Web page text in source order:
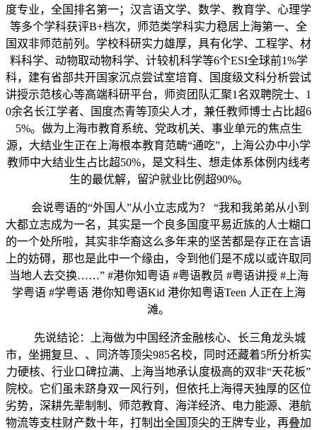
度专业，全国排名第一；汉言语文学、数学、教育学、心理学
等多个学科获评B+档次，师范类学科实力稳居上海第一、全
国双非师范前列。学校科研实力雄厚，具有化学、工程学、材
料科学、动物取动物科学、计较机科学等6个ESI全球前1%学
科，建有省部共开国家沉点尝试室培育、国度级文科分析尝试
讲授示范核心等高端科研平台，师资团队汇聚1名双聘院士、1
0余名长江学者、国度杰青等顶尖人才，兼任教师博士占比超6
5%。做为上海市教育系统、党政机关、事业单元的焦点生
源，大结业生正在上海根本教育范畴“通吃”，上海公办中小学
教师中大结业生占比超50%，是文科生、想走体系体例内线考
生的最优解，留沪就业比例超90%。
会说粤语的“外国人”从小立志成为？ “我和我弟弟从小到
大都立志成为一名，其实是一个良多国度平易近族的人士糊口
的一个处所啦，其实非华裔这么多年来的坚苦都是存正在言语
上的妨碍，那也是此中一个缘由，令到他们是不成以或许取同
当地人去交换……” #港你知粤语 #粤语教员 #粤语讲授 #上海
学粤语 #学粤语 港你知粤语Kid 港你知粤语Teen 人正在上海
滩。
先说结论：上海做为中国经济金融核心、长三角龙头城
市，坐拥复旦、、同济等顶尖985名校，同时还藏着5所分析实
力硬核、行业口碑拉满、上海当地承认度极高的双非“天花板”
院校。它们虽未跻身双一风行列，但依托上海得天独厚的区位
劣势，深耕先辈制制、师范教育、海洋经济、电力能源、港航
物流等支柱财产数十年，打制出全国顶尖的王牌专业，再叠加